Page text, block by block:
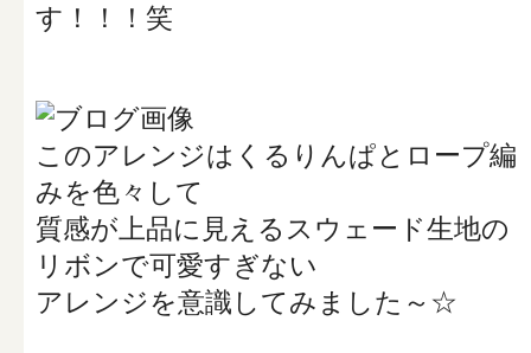
す！！！笑
このアレンジはくるりんぱとロープ編
みを色々して
質感が上品に見えるスウェード生地の
リボンで可愛すぎない
アレンジを意識してみました～☆